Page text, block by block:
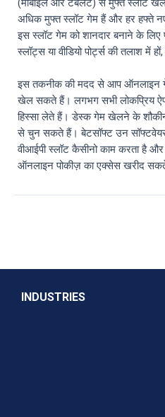
(मोबाइल और टैबलेट) से मुफ्त स्लॉट
अधिक मुफ्त स्लॉट गेम हैं और हर हफ्ते नए
इस स्लॉट गेम को शानदार बनाने के लिए
स्लॉट्स या वीडियो पोर्ट्स की तलाश में
इस तकनीक की मदद से आप ऑनलाइन
खेल सकते हैं। लगभग सभी लोकप्रिय
हिस्सा लेते हैं। डेस्क गेम खेलने के
से चुन सकते हैं। बेटसॉफ्ट उन
वीआईपी स्लॉट कैसीनो काम करता है
ऑनलाइन पोकीज़ का एक्सेस खरीद
INDUSTRIES